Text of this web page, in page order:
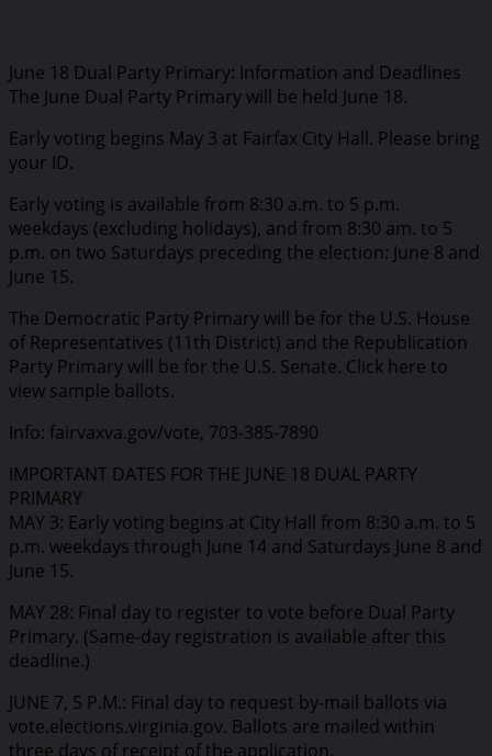
June 18 Dual Party Primary: Information and Deadlines
The June Dual Party Primary will be held June 18.
Early voting begins May 3 at Fairfax City Hall. Please bring
your ID.
Early voting is available from 8:30 a.m. to 5 p.m.
weekdays (excluding holidays), and from 8:30 am. to 5
p.m. on two Saturdays preceding the election: June 8 and
June 15.
The Democratic Party Primary will be for the U.S. House
of Representatives (11th District) and the Republication
Party Primary will be for the U.S. Senate. Click here to
view sample ballots.
Info: fairvaxva.gov/vote, 703-385-7890
IMPORTANT DATES FOR THE JUNE 18 DUAL PARTY
PRIMARY
MAY 3: Early voting begins at City Hall from 8:30 a.m. to 5
p.m. weekdays through June 14 and Saturdays June 8 and
June 15.
MAY 28: Final day to register to vote before Dual Party
Primary. (Same-day registration is available after this
deadline.)
JUNE 7, 5 P.M.: Final day to request by-mail ballots via
vote.elections.virginia.gov. Ballots are mailed within
three days of receipt of the application.